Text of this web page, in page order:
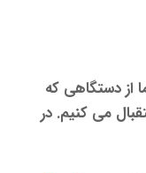
دستگاهی که
می کنیم. در